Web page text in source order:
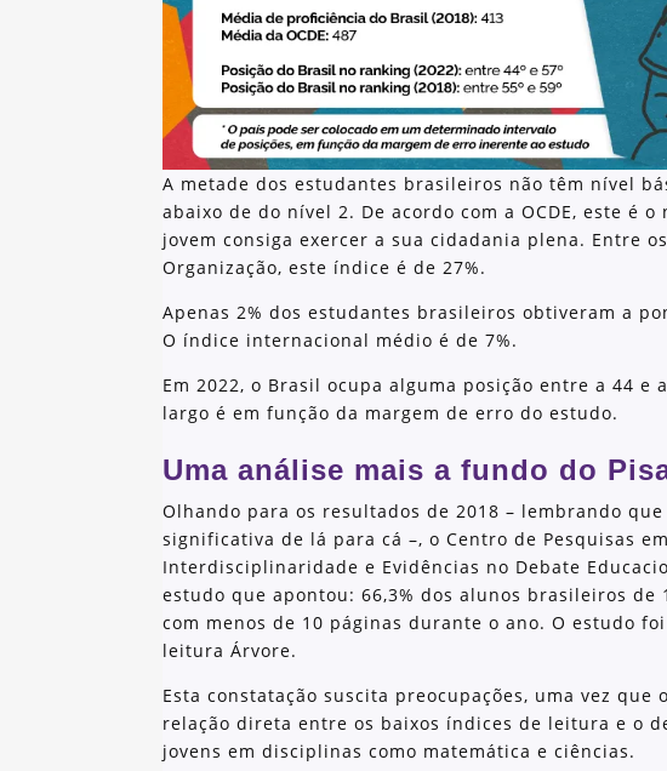
A metade dos estudantes brasileiros não têm nível
abaixo de do nível 2. De acordo com a OCDE, este é
jovem consiga exercer a sua cidadania plena. Entre
Organização, este índice é de 27%.
Apenas 2% dos estudantes brasileiros obtiveram a
O índice internacional médio é de 7%.
Em 2022, o Brasil ocupa alguma posição entre a 44 e
largo é em função da margem de erro do estudo.
Uma análise mais a fundo do
Olhando para os resultados de 2018 – lembrando
significativa de lá para cá –, o Centro de Pesquisas
Interdisciplinaridade e Evidências no Debate
estudo que apontou: 66,3% dos alunos brasileiros de
com menos de 10 páginas durante o ano. O estudo
leitura Árvore.
Esta constatação suscita preocupações, uma vez que
relação direta entre os baixos índices de leitura e o
jovens em disciplinas como matemática e ciências.